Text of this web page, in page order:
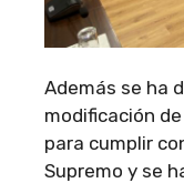
Además se ha
modificación
para cumplir
Supremo y se